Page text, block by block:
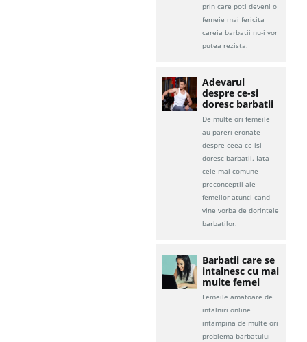
prin care poti deveni o
femeie mai fericita
careia barbatii nu-i vor
putea rezista.
Adevarul
despre ce-si
doresc barbatii
De multe ori femeile
au pareri eronate
despre ceea ce isi
doresc barbatii. Iata
cele mai comune
preconceptii ale
femeilor atunci cand
vine vorba de dorintele
barbatilor.
Barbatii care se
intalnesc cu mai
multe femei
Femeile amatoare de
intalniri online
intampina de multe ori
problema barbatului